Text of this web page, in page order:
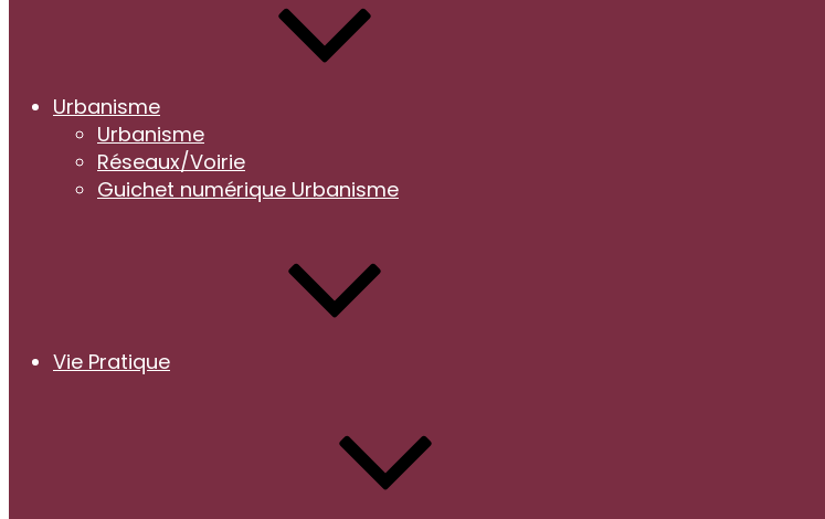
Urbanisme
Urbanisme
Réseaux/Voirie
Guichet numérique Urbanisme
Vie Pratique